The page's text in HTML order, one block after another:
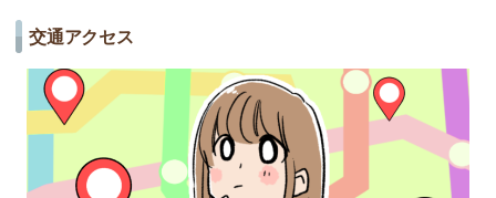
交通アクセス